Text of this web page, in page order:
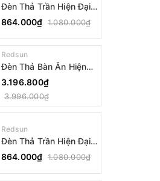
Đèn Thả Trần Hiện Đại
Phong Cách Nhật Bản
Wabi-sabi CDT-T036
Dáng B
864.000₫ 1.080.000₫
Redsun
Đèn Thả Bàn Ăn Hiện
Đại Bậc Thang Đơn
Phong Cách Nhật Bản
Wabi-sabi DC-T078B
3.196.800₫
3.996.000₫
Redsun
Đèn Thả Trần Hiện Đại
Phong Cách Nhật Bản
Wabi-sabi CDT-T036
Dáng A
864.000₫ 1.080.000₫